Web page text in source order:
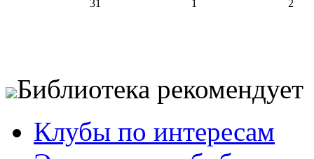
31
1 2
Библиотека рекомендует
Клубы по интересам